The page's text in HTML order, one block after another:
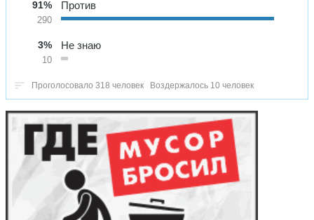
91%
290
Против
3%
10
Не знаю
Проголосовало 318 человек Воздержалось 10 человек